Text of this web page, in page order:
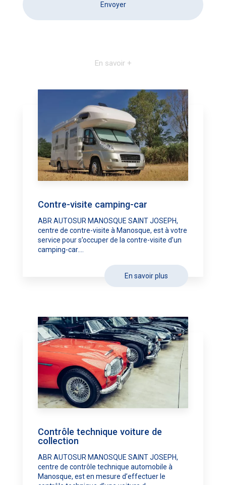
En savoir +
Contre-visite camping-car
ABR AUTOSUR MANOSQUE SAINT JOSEPH,
centre de contre-visite à Manosque, est à votre
service pour s’occuper de la contre-visite d’un
camping-car....
En savoir plus
Contrôle technique voiture de
collection
ABR AUTOSUR MANOSQUE SAINT JOSEPH,
centre de contrôle technique automobile à
Manosque, est en mesure d’effectuer le